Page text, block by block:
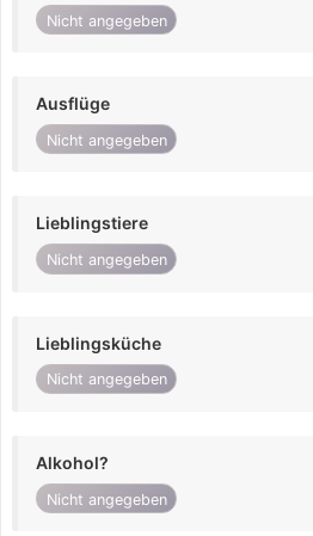
Nicht angegeben
Ausflüge
Nicht angegeben
Lieblingstiere
Nicht angegeben
Lieblingsküche
Nicht angegeben
Alkohol?
Nicht angegeben